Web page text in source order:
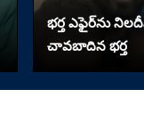
భర్త ఎఫైర్‌ను
చావబాదిన భర్త